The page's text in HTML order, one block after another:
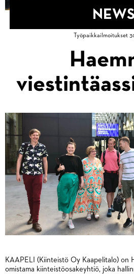
NEWS
Työpaikkailmoitukset
KAAPELI (Kiinteistö Oy Kaapelitalo) on
omistama kiinteistöosakeyhtiö, joka